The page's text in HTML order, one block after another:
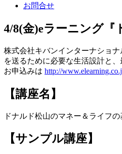
お問合せ
4/8(金)eラーニング『
株式会社キバンインターナショ
を送るために必要な生活設計と
お申込みは http://
【講座名】
ドナルド松山のマネー＆ライフ
【サンプル講座】